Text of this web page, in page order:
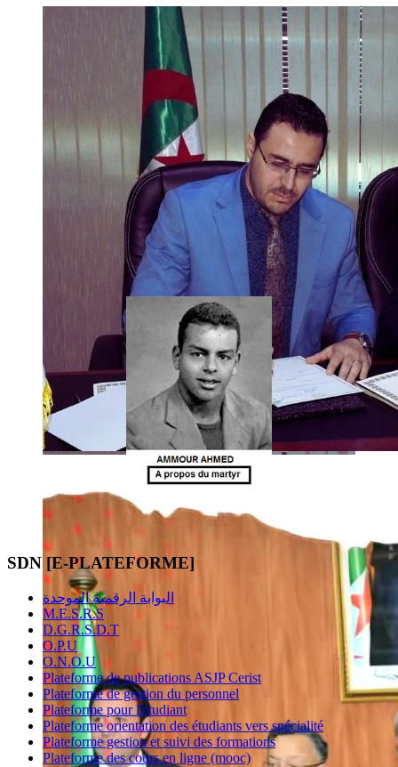
SDN [E-PLATEFORME]
البوابة الرقمية الموحدة
M.E.S.R.S
D.G.R.S.D.T
O.P.U
O.N.O.U
Plateforme de publications ASJP Cerist
Plateforme de gestion du personnel
Plateforme pour l'étudiant
Plateforme orientation des étudiants vers spécialité
Plateforme gestion et suivi des formations
Plateforme des cours en ligne (mooc)